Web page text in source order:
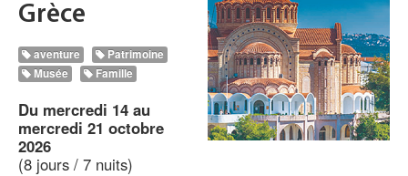
Agenda diocésain
Je donne
Annuaire/Contact
Grèce
aventure
Patrimoine
Musée
Famille
Du mercredi 14 au
mercredi 21 octobre
2026
(8 jours / 7 nuits)